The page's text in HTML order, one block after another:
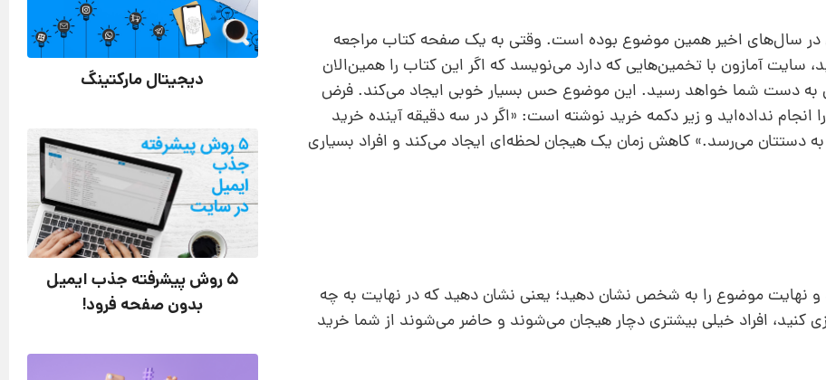
در سال‌های اخیر همین موضوع بوده است. وقتی به یک صفحه کتاب مراجعه
سایت آمازون با تخمین‌هایی که دارد می‌نویسد که اگر این کتاب را همین‌الان
به دست شما خواهد رسید. این موضوع حس بسیار خوبی ایجاد می‌کند. فرض
نداده‌اید و زیر دکمه خرید نوشته است: «اگر در سه دقیقه آینده خرید
بعدازظهر این کتاب به دستتان می‌رسد.» کاهش زمان یک هیجان لحظه‌ای ایجاد می‌کند و افراد بسیاری
و نهایت موضوع را به شخص نشان دهید؛ یعنی نشان دهید که در نهایت به چه
کنید، افراد خیلی بیشتری دچار هیجان می‌شوند و حاضر می‌شوند از شما خرید
دیجیتال مارکتینگ
5 روش پیشرفته جذب ایمیل
بدون صفحه فرود!